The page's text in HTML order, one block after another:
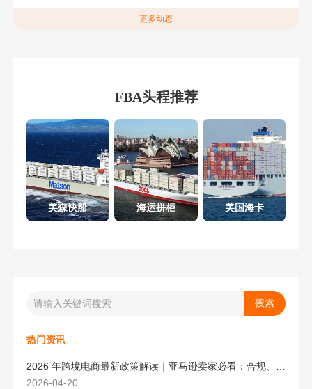
更多动态
FBA头程推荐
美森快船 海运拼柜 美国海卡
热门资讯
2026-04-20